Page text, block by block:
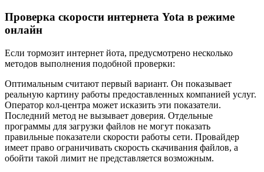
Проверка скорости интернета Yota в режиме
онлайн
Если тормозит интернет йота, предусмотрено несколько
методов выполнения подобной проверки:
Оптимальным считают первый вариант. Он показывает
реальную картину работы предоставленных компанией услуг.
Оператор кол-центра может исказить эти показатели.
Последний метод не вызывает доверия. Отдельные
программы для загрузки файлов не могут показать
правильные показатели скорости работы сети. Провайдер
имеет право ограничивать скорость скачивания файлов, а
обойти такой лимит не представляется возможным.